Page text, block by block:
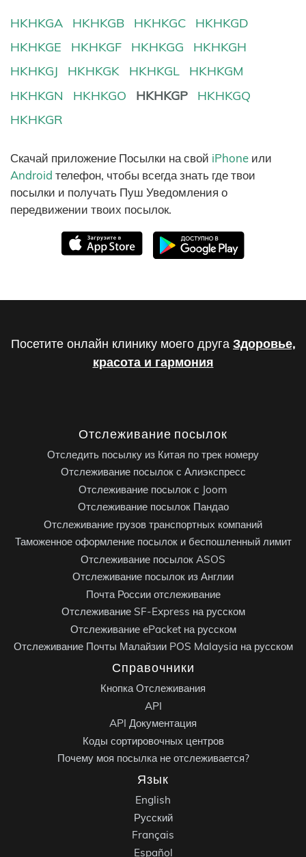
HKHKGA HKHKGB HKHKGC
HKHKGD
HKHKGE
HKHKGF HKHKGG
HKHKGH
HKHKGJ
HKHKGK HKHKGL
HKHKGM
HKHKGN
HKHKGO HKHKGP
HKHKGQ
HKHKGR
Скачай приложение Посылки на свой iPhone или
Android телефон, чтобы всегда знать где твои
посылки и получать Пуш Уведомления о
передвижении твоих посылок.
Посетите онлайн клинику моего друга Здоровье,
красота и гармония
Отслеживание посылок
Отследить посылку из Китая по трек номеру
Отслеживание посылок с Алиэкспресс
Отслеживание посылок с Joom
Отслеживание посылок Пандао
Отслеживание грузов транспортных компаний
Таможенное оформление посылок и беспошленный лимит
Отслеживание посылок ASOS
Отслеживание посылок из Англии
Почта России отслеживание
Отслеживание SF-Express на русском
Отслеживание ePacket на русском
Отслеживание Почты Малайзии POS Malaysia на русском
Справочники
Кнопка Отслеживания
API
API Документация
Коды сортировочных центров
Почему моя посылка не отслеживается?
Язык
English
Русский
Français
Español